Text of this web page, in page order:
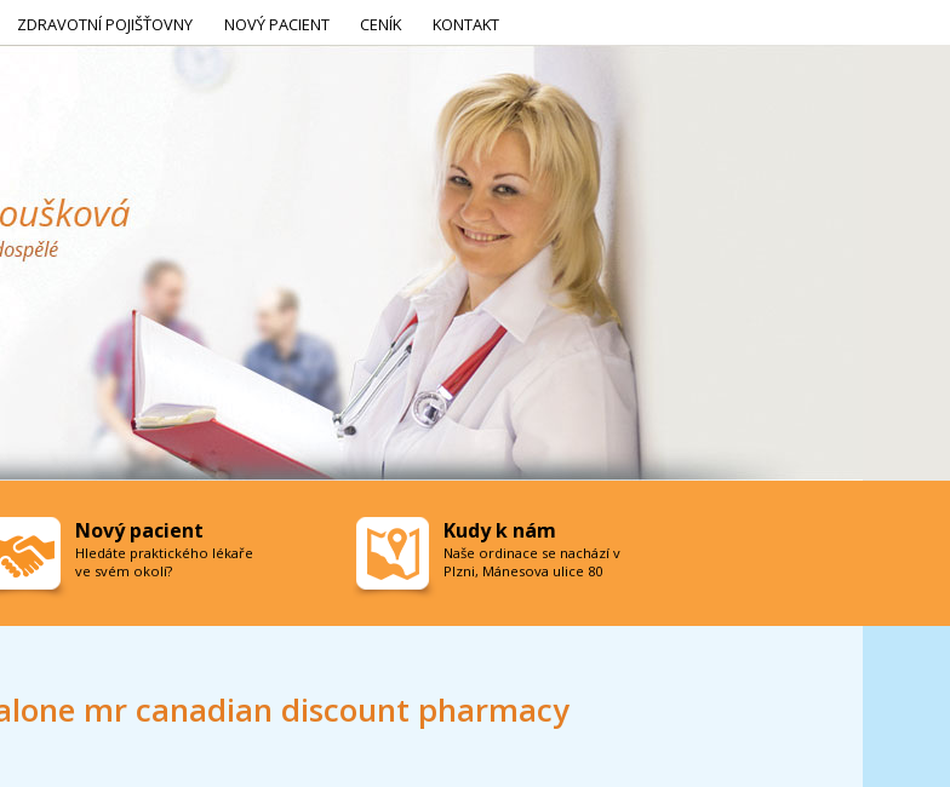
mr canadian discount pharmacy
ZDRAVOTNÍ POJIŠŤOVNY NOVÝ PACIENT CENÍK KONTAKT
Nový pacient
Hledáte praktického lékaře
ve svém okolí?
Kudy k nám
Naše ordinace se nachází v
Plzni, Mánesova ulice 80